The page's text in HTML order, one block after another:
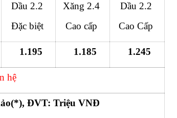
Dầu 2.2
Đặc biệt
Xăng 2.4
Cao cấp
Dầu 2.2
Cao Cấp
1.195 1.185 1.245
hệ
ĐVT: Triệu VNĐ